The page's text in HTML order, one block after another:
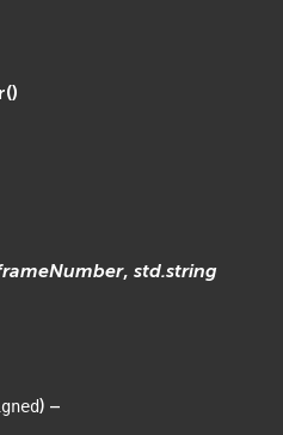
()
,std.string
) –